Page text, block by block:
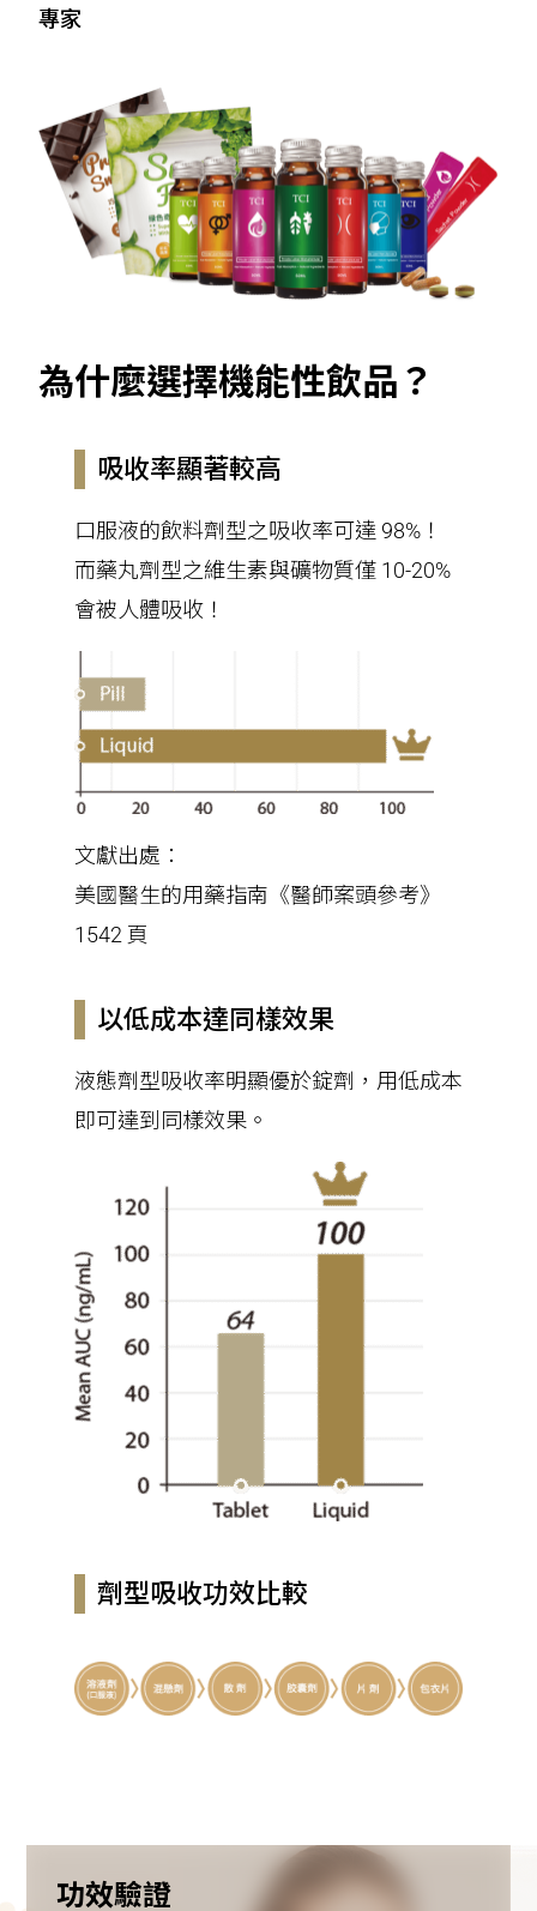
專家
為什麼選擇機能性飲品？
吸收率顯著較高
口服液的飲料劑型之吸收率可達 98%！
而藥丸劑型之維生素與礦物質僅 10-20%
會被人體吸收！
文獻出處：
美國醫生的用藥指南《醫師案頭參考》
1542 頁
以低成本達同樣效果
液態劑型吸收率明顯優於錠劑，用低成本
即可達到同樣效果。
劑型吸收功效比較
功效驗證